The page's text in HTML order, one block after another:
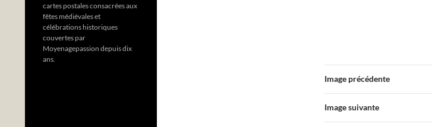
Image précédente
Image suivante
cartes postales consacrées aux
fêtes médiévales et
célébrations historiques
couvertes par
Moyenagepassion depuis dix
ans.